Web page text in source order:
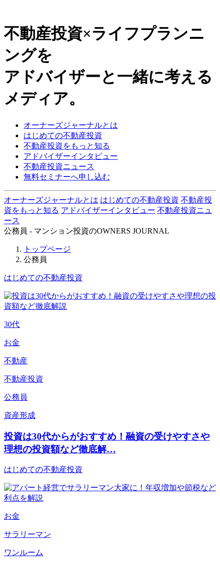
不動産投資×ライフプランニ
ングを
アドバイザーと一緒に考える
メディア。
オーナーズジャーナルとは
はじめての不動産投資
不動産投資をもっと知る
アドバイザーインタビュー
不動産投資ニュース
無料セミナーへ申し込む
オーナーズジャーナルとは はじめての不動産投資 不動産投
資をもっと知る アドバイザーインタビュー 不動産投資ニュ
ース
公務員 - マンション投資のOWNERS JOURNAL
トップページ
公務員
はじめての不動産投資
30代
お金
不動産
不動産投資
公務員
資産形成
投資は30代からがおすすめ！融資の受けやすさや
理想の投資額など徹底解…
はじめての不動産投資
お金
サラリーマン
ワンルーム